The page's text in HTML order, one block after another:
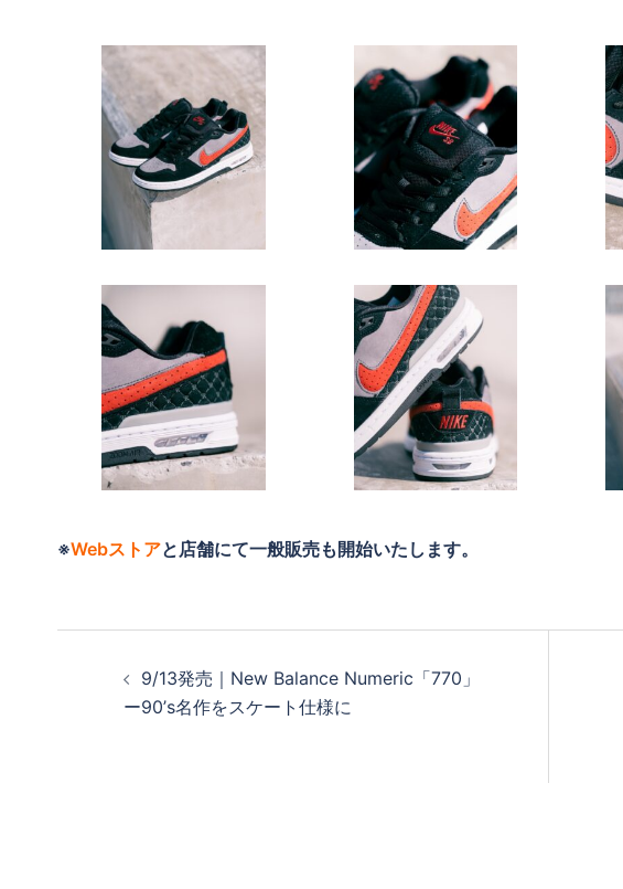
※Webストアと店舗にて一般販売も開始いたします。
9/13発売｜New Balance Numeric「770」
ー90’s名作をスケート仕様に